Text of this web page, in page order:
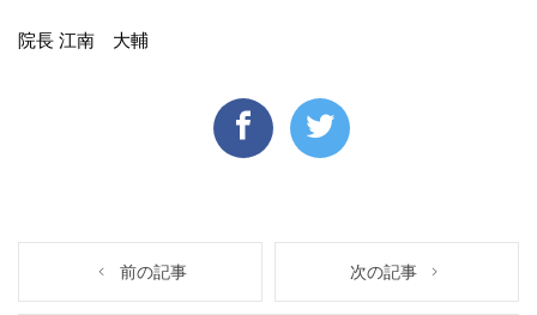
院長 江南 大輔
前の記事 次の記事